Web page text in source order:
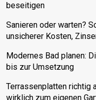
beseitigen
Sanieren oder warten?
unsicherer Kosten,
Modernes Bad planen:
bis zur Umsetzung
Terrassenplatten richtig
wirklich zum eigenen